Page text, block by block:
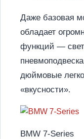
Даже базовая
обладает
функций —
дюймовые
«вкусности».
BMW 7-Series